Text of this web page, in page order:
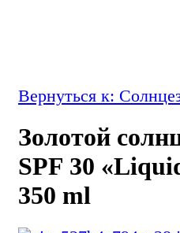
Вернуться к:
Золотой
SPF 30
350 ml